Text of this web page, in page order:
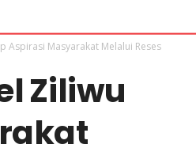
Aspirasi Masyarakat Melalui Reses
Ziliwu